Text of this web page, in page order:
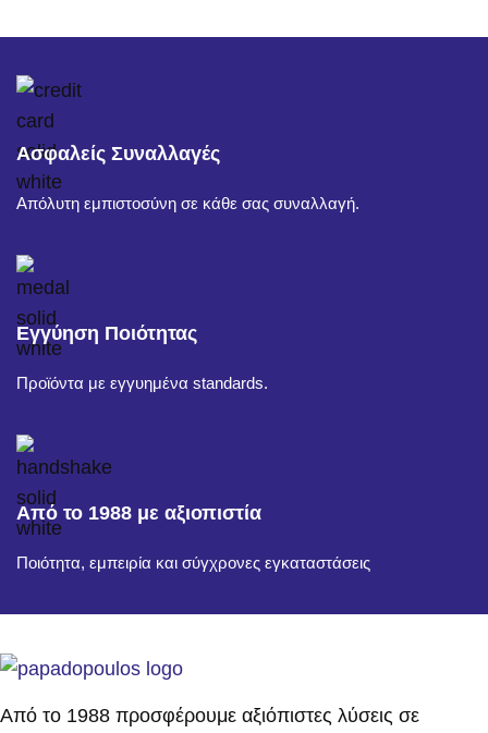
Ασφαλείς Συναλλαγές
Απόλυτη εμπιστοσύνη σε κάθε σας συναλλαγή.
Εγγύηση Ποιότητας
Προϊόντα με εγγυημένα standards.
Από το 1988 με αξιοπιστία
Ποιότητα, εμπειρία και σύγχρονες εγκαταστάσεις
Από το 1988 προσφέρουμε αξιόπιστες λύσεις σε